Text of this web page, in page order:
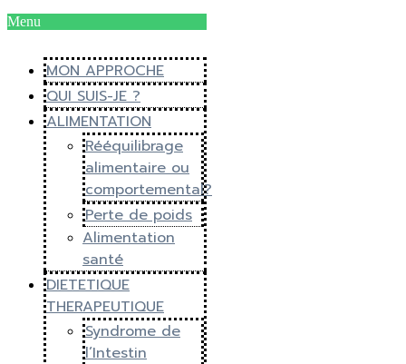
Menu
MON APPROCHE
QUI SUIS-JE ?
ALIMENTATION
Rééquilibrage
alimentaire ou
comportemental?
Perte de poids
Alimentation
santé
DIETETIQUE
THERAPEUTIQUE
Syndrome de
l’Intestin